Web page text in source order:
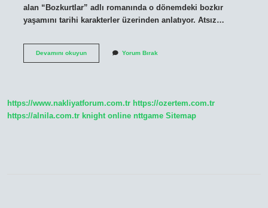
alan “Bozkurtlar” adlı romanında o dönemdeki bozkır
yaşamını tarihi karakterler üzerinden anlatıyor. Atsız…
Devamını okuyunVaktiyle
Yorum Bırak
https://www.nakliyatforum.com.tr https://ozertem.com.tr
https://alnila.com.tr knight online nttgame Sitemap